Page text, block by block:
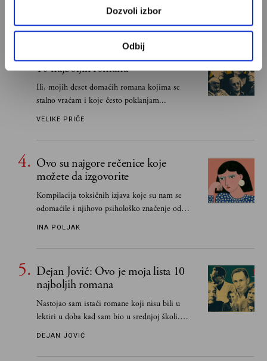
Dozvoli izbor
Odbij
učeći na njima, shvata da postoje stvari koje su
čak i pravde
Snježana Banović: Ovo je moja lista
10 najboljih romana
Ili, mojih deset domaćih romana kojima se
stalno vraćam i koje često poklanjam...
VELIKE PRIČE
Ovo su najgore rečenice koje
možete da izgovorite
Kompilacija toksičnih izjava koje su nam se
odomaćile i njihovo psihološko značenje od
INA POLJAK
Dejan Jović: Ovo je moja lista 10
najboljih romana
Nastojao sam istaći romane koji nisu bili u
lektiri u doba kad sam bio u srednjoj školi.
Smatrao sam da su "klasici" već dovoljno
DEJAN JOVIĆ